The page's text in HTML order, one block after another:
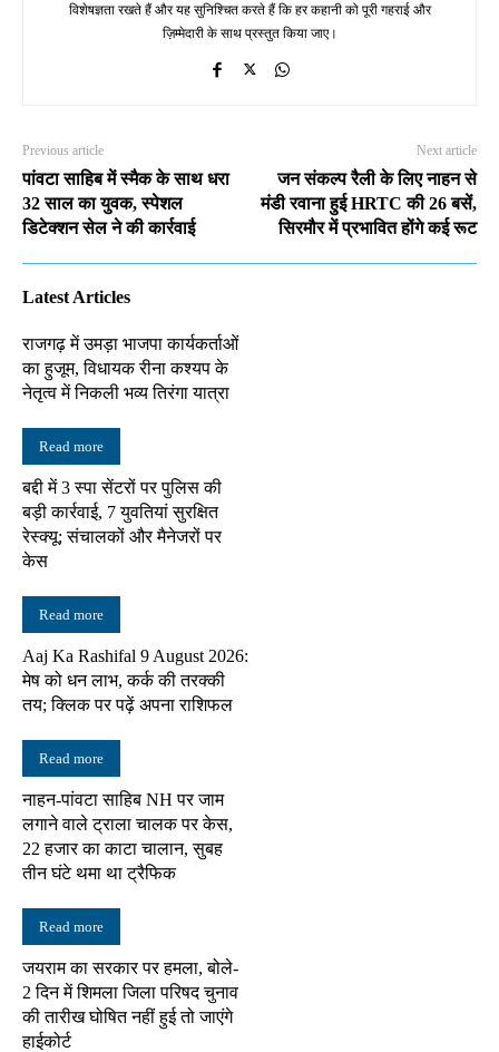
विशेषज्ञता रखते हैं और यह सुनिश्चित करते हैं कि हर कहानी को पूरी गहराई और
ज़िम्मेदारी के साथ प्रस्तुत किया जाए।
Previous article
पांवटा साहिब में स्मैक के साथ धरा
32 साल का युवक, स्पेशल
डिटेक्शन सेल ने की कार्रवाई
Next article
जन संकल्प रैली के लिए नाहन से
मंडी रवाना हुई HRTC की 26 बसें,
सिरमौर में प्रभावित होंगे कई रूट
Latest Articles
राजगढ़ में उमड़ा भाजपा कार्यकर्ताओं
का हुजूम, विधायक रीना कश्यप के
नेतृत्व में निकली भव्य तिरंगा यात्रा
Read more
बद्दी में 3 स्पा सेंटरों पर पुलिस की
बड़ी कार्रवाई, 7 युवतियां सुरक्षित
रेस्क्यू; संचालकों और मैनेजरों पर
केस
Read more
Aaj Ka Rashifal 9 August 2026:
मेष को धन लाभ, कर्क की तरक्की
तय; क्लिक पर पढ़ें अपना राशिफल
Read more
नाहन-पांवटा साहिब NH पर जाम
लगाने वाले ट्राला चालक पर केस,
22 हजार का काटा चालान, सुबह
तीन घंटे थमा था ट्रैफिक
Read more
जयराम का सरकार पर हमला, बोले-
2 दिन में शिमला जिला परिषद चुनाव
की तारीख घोषित नहीं हुई तो जाएंगे
हाईकोर्ट